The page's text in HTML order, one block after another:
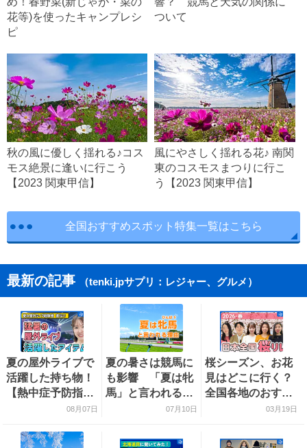
花等)を使ったキャンプレシ
ピ
ついて
秋の風に優しく揺れる♪コス
モス絶景に逢いに行こう
【2023 関東甲信】
風にやさしく揺れる花♪ 南関
東のコスモスまつりに行こ
う【2023 関東甲信】
全国おすすめスポット特集一覧はこちら
最新の記事 （tenki.jpサプリ：レジャー、グルメ）
夏の屋外ライブで
活躍した持ち物！
【熱中症予防指導
員おすすめ】08月07日
夏の暑さは競馬に
も影響 「夏は牝
馬」と言われる理
07月10日
桜シーズン、お花
見はどこに行く？
全国各地のおすす
め桜スポットをご
03月19日